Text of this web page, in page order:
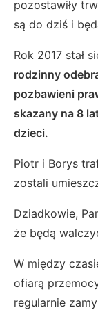
pozostawiły
są do dziś i
Rok 2017 stał
rodzinny
pozbawieni
skazany na 8
dzieci.
Piotr i Borys
zostali
Dziadkowie,
że będą
W między
ofiarą
regularnie